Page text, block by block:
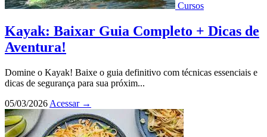
Cursos
Kayak: Baixar Guia Completo + Dicas de
Aventura!
Domine o Kayak! Baixe o guia definitivo com técnicas essenciais e
dicas de segurança para sua próxim...
05/03/2026 Acessar →